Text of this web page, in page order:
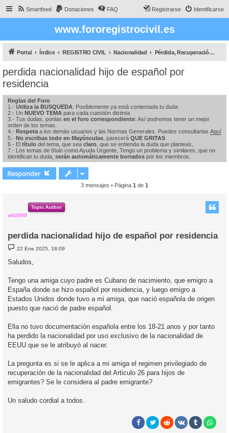
Smartfeed Donaciones FAQ Identificarse
Registrarse
www.fororegistrocivil.es
Portal Índice REGISTRO CIVIL Nacionalidad Pérdida, Recuperación y Conservación de la nacionalidad española
perdida nacionalidad hijo de español por
residencia
Reglas del Foro
1.- Utiliza la BUSQUEDA: Posiblemente ya está contestada tu duda
2.- Un NUEVO TEMA para cada cuestión distinta
3.- Tus dudas, ponlas en el foro correspondiente: Así podremos tener un mejor
orden de los temas.
4.- Respeta a los demás usuarios y las Normas Generales. Puedes consultarlas Aquí
5.- No escribas todo en Mayúsculas , parecerá QUE GRITAS
6.- El título del tema, que sea claro , que se entienda la duda que planteas,
7.- Los temas de título como Ayuda Urgente, Tengo un problema y similares, que no
identifican tu duda, serán automáticamente borrados por los miembros.
Responder
3 mensajes • Página 1 de 1
Topic Author
wb2009
perdida nacionalidad hijo de español por residencia
M
e
n
s
e
22 Ene 2025, 18:09
Saludos,
Tengo una amiga cuyo padre es Cubano de nacimiento, que emigro a
España donde se hizo español por residencia, y luego emigro a
Estados Unidos donde tuvo a mi amiga, que nació española de origen
puesto que nació de padre español.
Ella no tuvo documentación española entre los 18-21 anos y por tanto
ha perdido la nacionalidad por uso exclusivo de la nacionalidad de
EEUU que se le atribuyó al nacer.
La pregunta es si se le aplica a mi amiga el regimen privilegiado de
recuperación de la nacionalidad del Articulo 26 para hijos de
emigrantes? Se le considera al padre emigrante?
Un saludo cordial a todos.